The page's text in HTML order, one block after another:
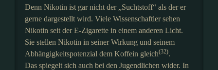
Denn Nikotin ist gar nicht der „Suchtstoff“ als der er
gerne dargestellt wird. Viele Wissenschaftler sehen
Nikotin seit der E-Zigarette in einem anderen Licht.
Sie stellen Nikotin in seiner Wirkung und seinem
Abhängigkeitspotenzial dem Koffein gleich(32).
Das spiegelt sich auch bei den Jugendlichen wider. In